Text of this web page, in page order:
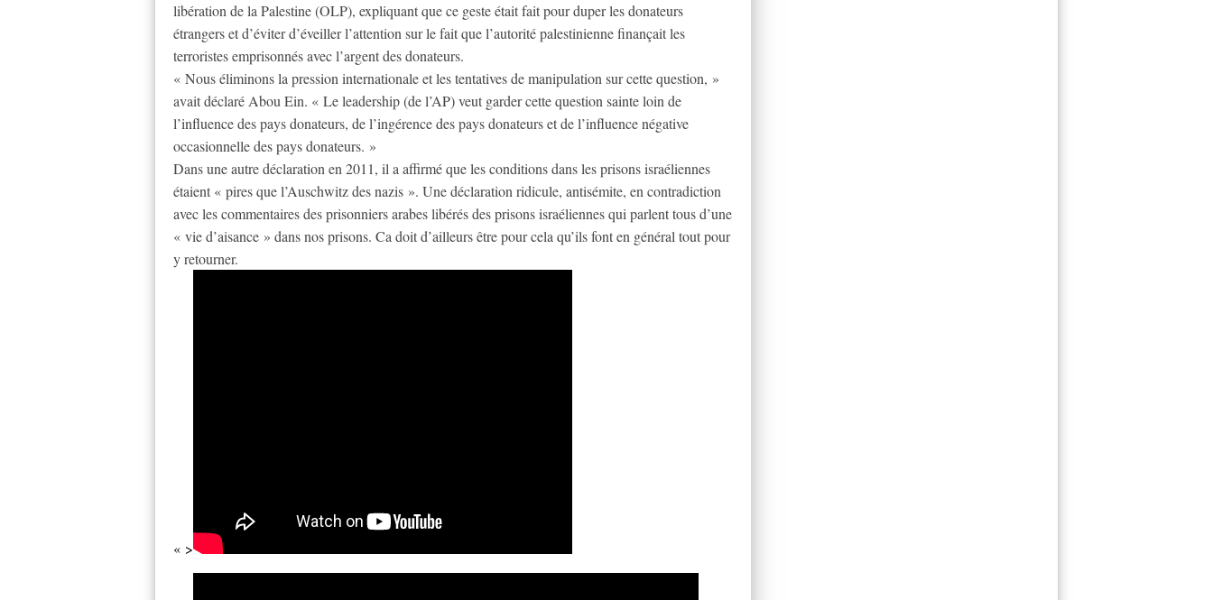
libération de la Palestine (OLP), expliquant que ce geste était fait pour duper les donateurs
étrangers et d’éviter d’éveiller l’attention sur le fait que l’autorité palestinienne finançait les
terroristes emprisonnés avec l’argent des donateurs.
« Nous éliminons la pression internationale et les tentatives de manipulation sur cette question, »
avait déclaré Abou Ein. « Le leadership (de l’AP) veut garder cette question sainte loin de
l’influence des pays donateurs, de l’ingérence des pays donateurs et de l’influence négative
occasionnelle des pays donateurs. »
Dans une autre déclaration en 2011, il a affirmé que les conditions dans les prisons israéliennes
étaient « pires que l’Auschwitz des nazis ». Une déclaration ridicule, antisémite, en contradiction
avec les commentaires des prisonniers arabes libérés des prisons israéliennes qui parlent tous d’une
« vie d’aisance » dans nos prisons. Ca doit d’ailleurs être pour cela qu’ils font en général tout pour
y retourner.
« >